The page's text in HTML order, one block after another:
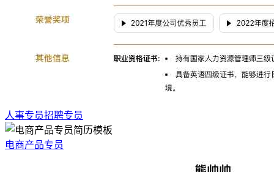
人事专员招聘专员
电商产品专员